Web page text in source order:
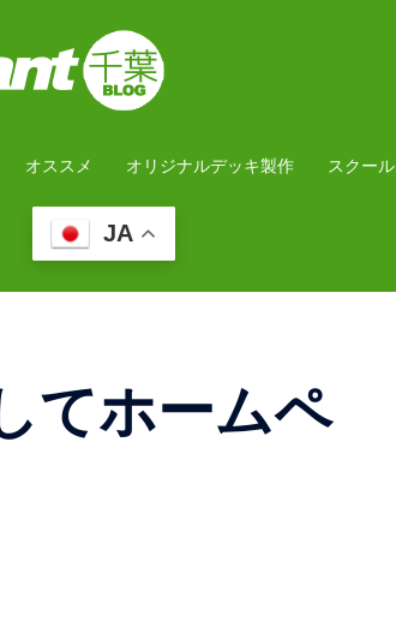
オススメ オリジナルデッキ製作 スクール
JA
てホームペ